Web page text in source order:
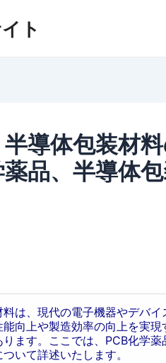
ト
導体包装材
品、半導体
は、現代の電子機器やデバ
向上や製造効率の向上を実
ます。ここでは、PCB化学
いて詳述いたします。